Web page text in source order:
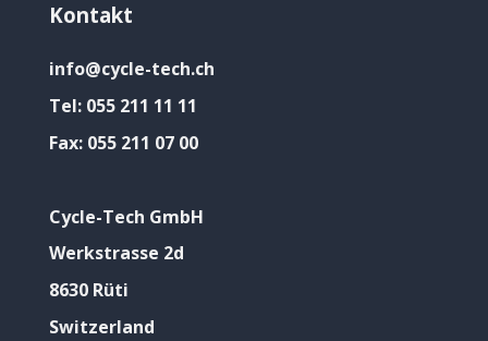
Kontakt
info@cycle-tech.ch
Tel: 055 211 11 11
Fax: 055 211 07 00
Cycle-Tech GmbH
Werkstrasse 2d
8630 Rüti
Switzerland